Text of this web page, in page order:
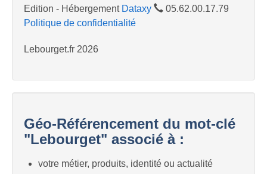
Edition - Hébergement Dataxy
05.62.00.17.79
Politique de confidentialité
Lebourget.fr 2026
Géo-Référencement du mot-clé
"Lebourget" associé à :
votre métier, produits, identité ou actualité